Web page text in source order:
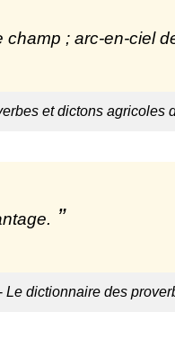
; arc-en-ciel
et dictons agricoles
Le dictionnaire des